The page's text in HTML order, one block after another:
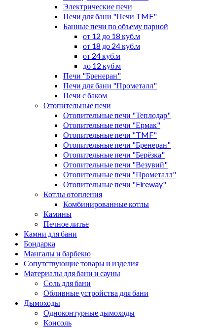
Электрические печи
Печи для бани "Печи TMF"
Банные печи по объему парной
от 12 до 18 куб.м
от 18 до 24 куб.м
от 24 куб.м
до 12 куб.м
Печи "Бренеран"
Печи для бани "Прометалл"
Печи с баком
Отопительные печи
Отопительные печи "Теплодар"
Отопительные печи "Ермак"
Отопительные печи "TMF"
Отопительные печи "Бренеран"
Отопительные печи "Берёзка"
Отопительные печи "Везувий"
Отопительные печи "Прометалл"
Отопительные печи "Fireway"
Котлы отопления
Комбинированные котлы
Камины
Печное литье
Камни для бани
Бондарка
Мангалы и барбекю
Сопутствующие товары и изделия
Материалы для бани и сауны
Соль для бани
Обливные устройства для бани
Дымоходы
Одноконтурные дымоходы
Консоль